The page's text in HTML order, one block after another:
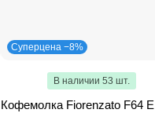
Суперцена −8%
В наличии 53 шт.
Кофемолка Fiorenzato F64 E